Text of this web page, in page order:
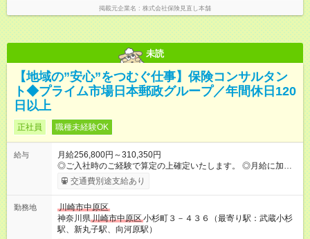
掲載元企業名 株式会社保険見直し本舗
未読
【地域の”安心”をつむぐ仕事】保険コンサルタン
ト◆プライム市場日本郵政グループ／年間休日120
日以上
正社員 職種未経験OK
給与
月給256,800円～310,350円
◎ご入社時のご経験で算定の上確定いたします。 ◎月給に加え
て、諸手当（残業手当・住居手当・扶養手当・営業手当など）
+賞与年2回を支給します。 ◎諸手当については通勤・住居・扶
月あり。待遇に変更はありません。 ◎実績に応じた営業手当が
別途支給されます。 【試用期間】試用期間あり 試用期間の長
さ：6ヶ月 雇用形態、給与は本採用時と同じです。
交通費別途支給あり
勤務地
川崎市中原区
神奈川県川崎市中原区小杉町３－４３６（最寄り駅：武蔵小杉
駅、新丸子駅、向河原駅）